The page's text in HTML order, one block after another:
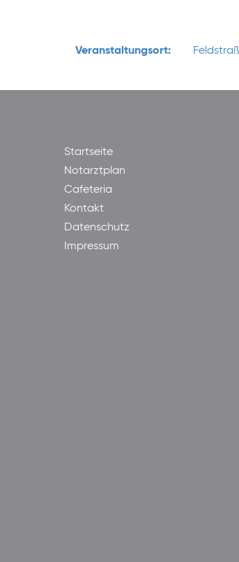
Veranstaltungsort:
Startseite
Notarztplan
Cafeteria
Kontakt
Datenschutz
Impressum